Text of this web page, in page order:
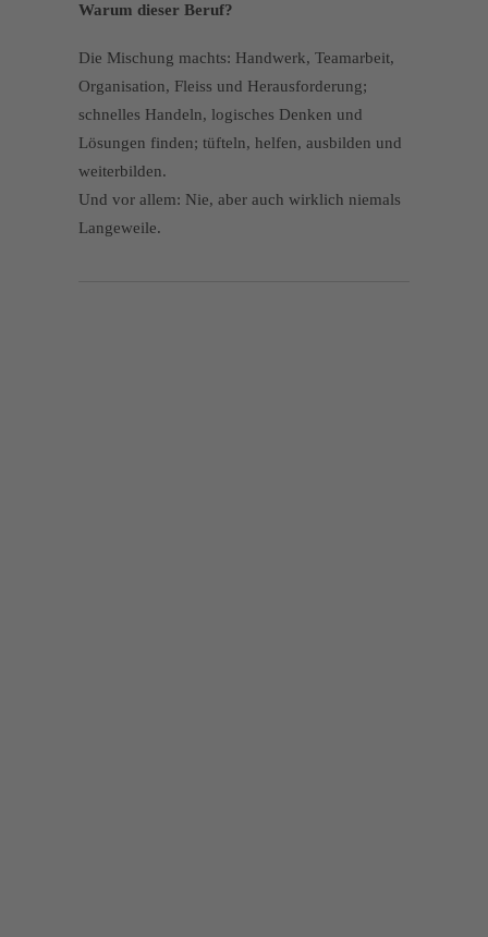
Warum dieser Beruf?
Die Mischung machts: Handwerk, Teamarbeit,
Organisation, Fleiss und Herausforderung;
schnelles Handeln, logisches Denken und
Lösungen finden; tüfteln, helfen, ausbilden und
weiterbilden.
Und vor allem: Nie, aber auch wirklich niemals
Langeweile.